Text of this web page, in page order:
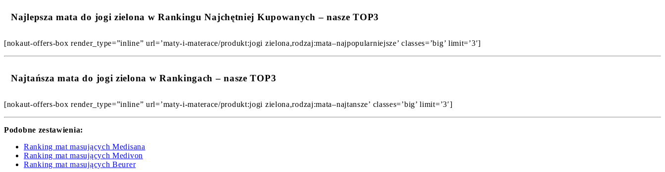
Najlepsza mata do jogi zielona w Rankingu Najchętniej Kupowanych – nasze TOP3
[nokaut-offers-box render_type=”inline” url=’maty-i-materace/produkt:jogi zielona,rodzaj:mata–najpopularniejsze’ classes=’big’ limit=’3′]
Najtańsza mata do jogi zielona w Rankingach – nasze TOP3
[nokaut-offers-box render_type=”inline” url=’maty-i-materace/produkt:jogi zielona,rodzaj:mata–najtansze’ classes=’big’ limit=’3′]
Podobne zestawienia:
Ranking mat masujących Medisana
Ranking mat masujących Medivon
Ranking mat masujących Beurer